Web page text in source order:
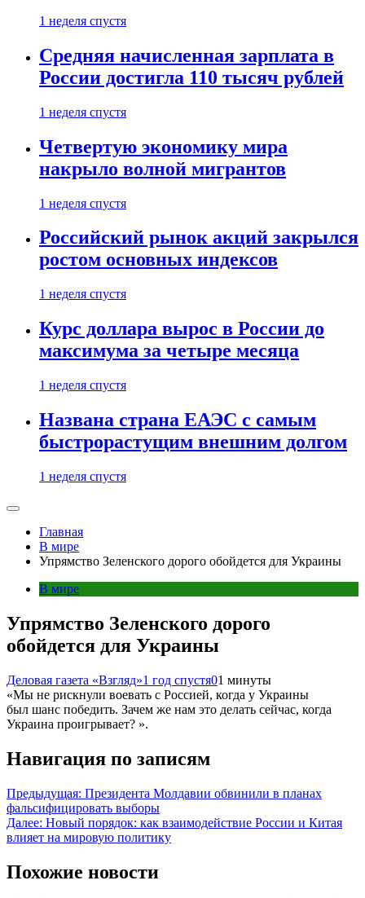
1 неделя спустя
Средняя начисленная зарплата в
России достигла 110 тысяч рублей
1 неделя спустя
Четвертую экономику мира
накрыло волной мигрантов
1 неделя спустя
Российский рынок акций закрылся
ростом основных индексов
1 неделя спустя
Курс доллара вырос в России до
максимума за четыре месяца
1 неделя спустя
Названа страна ЕАЭС с самым
быстрорастущим внешним долгом
1 неделя спустя
Главная
В мире
Упрямство Зеленского дорого обойдется для Украины
В мире
Упрямство Зеленского дорого
обойдется для Украины
Деловая газета «Взгляд»1 год спустя01 минуты
«Мы не рискнули воевать с Россией, когда у Украины
был шанс победить. Зачем же нам это делать сейчас, когда
Украина проигрывает? ».
Навигация по записям
Предыдущая: Президента Молдавии обвинили в планах
фальсифицировать выборы
Далее: Новый порядок: как взаимодействие России и Китая
влияет на мировую политику
Похожие новости